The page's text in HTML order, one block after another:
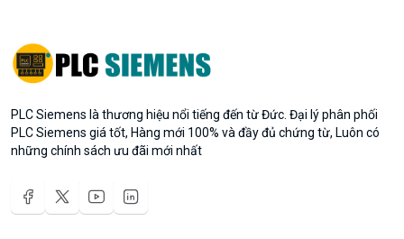
PLC Siemens là thương hiệu nổi tiếng đến từ Đức. Đại lý phân phối
PLC Siemens giá tốt, Hàng mới 100% và đầy đủ chứng từ, Luôn có
những chính sách ưu đãi mới nhất